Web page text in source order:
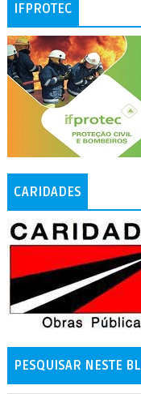
IFPROTEC
CARIDADES
PESQUISAR NESTE